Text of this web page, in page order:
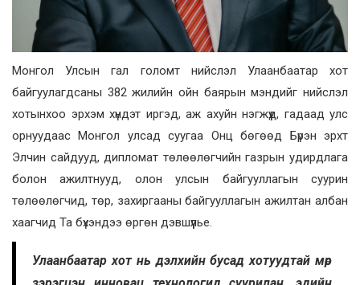
Монгол Улсын гал голомт нийслэл Улаанбаатар хот
байгуулагдсаны 382 жилийн ойн баярын мэндийг нийслэл
хотынхоо эрхэм хүндэт иргэд, аж ахуйн нэгжүүд, гадаад улс
орнуудаас Монгол улсад суугаа Онц бөгөөд Бүрэн эрхт
Элчин сайдууд, дипломат төлөөлөгчийн газрын удирдлага
болон ажилтнууд, олон улсын байгууллагын суурин
төлөөлөгчид, төр, захиргааны байгууллагын ажилтан албан
хаагчид Та бүхэндээ өргөн дэвшүүлье.
Улаанбаатар хот нь дэлхийн бусад хотуудтай мөр